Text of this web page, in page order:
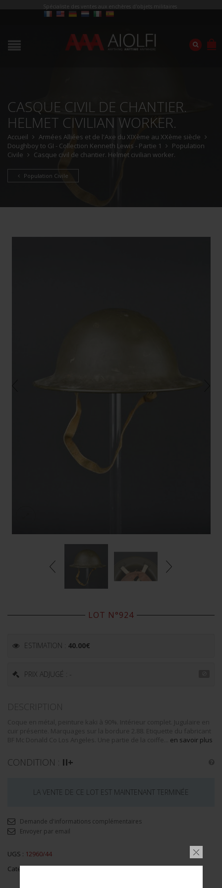
Spécialiste des ventes aux enchères d'objets militaires
CASQUE CIVIL DE CHANTIER.
HELMET CIVILIAN WORKER.
Accueil
Armées Alliées et de l'Axe du XIXème au XXème siècle
Doughboy to GI - Collection Kenneth Lewis - Partie 1
Population
Civile
Casque civil de chantier. Helmet civilian worker.
Population Civile
LOT N°924
ESTIMATION : 40.00€
PRIX ADJUGÉ : -
DESCRIPTION
Coque en métal, peinture kaki à 90%. Intérieur complet. Jugulaire en
cuir présente. Marquages sur la bordure 2.88. Etiquette du fabricant
BF Mc Donald Co Los Angeles. Une partie de la coiffe... en savoir plus
CONDITION : II+
LA VENTE DE CE LOT EST MAINTENANT TERMINÉE
Demande d'informations complémentaires
Envoyer par email
UGS : 12960/44
Catégorie :Population Civile